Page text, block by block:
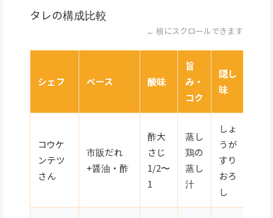
タレの構成比較
← 横にスクロールできます
シェフ ベース 酸味
旨
み・
コク
隠し
味
コウケ
ンテツ
さん
市販だれ
+醤油・酢
酢大
さじ
1/2〜
1
蒸し
鶏の
蒸し
汁
しょ
うが
すり
おろ
し